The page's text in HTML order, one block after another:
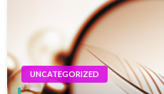
UNCATEGORIZED